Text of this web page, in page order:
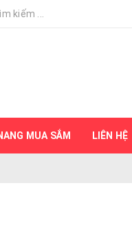
MUA SẮM LIÊN HỆ